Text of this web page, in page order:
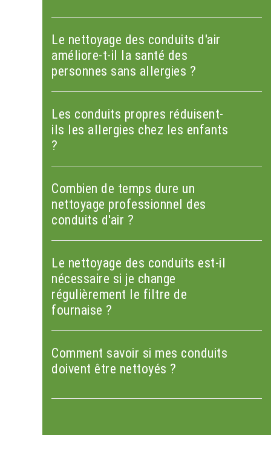
Le nettoyage des conduits d'air
améliore-t-il la santé des
personnes sans allergies ?
Les conduits propres réduisent-
ils les allergies chez les enfants
?
Combien de temps dure un
nettoyage professionnel des
conduits d'air ?
Le nettoyage des conduits est-il
nécessaire si je change
régulièrement le filtre de
fournaise ?
Comment savoir si mes conduits
doivent être nettoyés ?